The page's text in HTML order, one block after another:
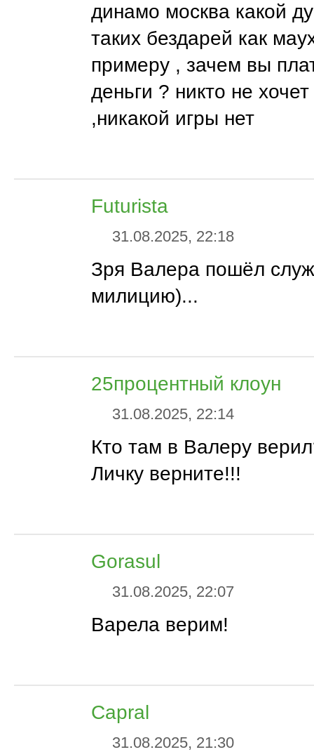
динамо москва какой
таких бездарей как
примеру , зачем вы
деньги ? никто не хочет
,никакой игры нет
Futurista
31.08.2025, 22:18
Зря Валера пошёл
милицию)...
25процентный клоун
31.08.2025, 22:14
Кто там в Валеру
Личку верните!!!
Gorasul
31.08.2025, 22:07
Варела верим!
Capral
31.08.2025, 21:30